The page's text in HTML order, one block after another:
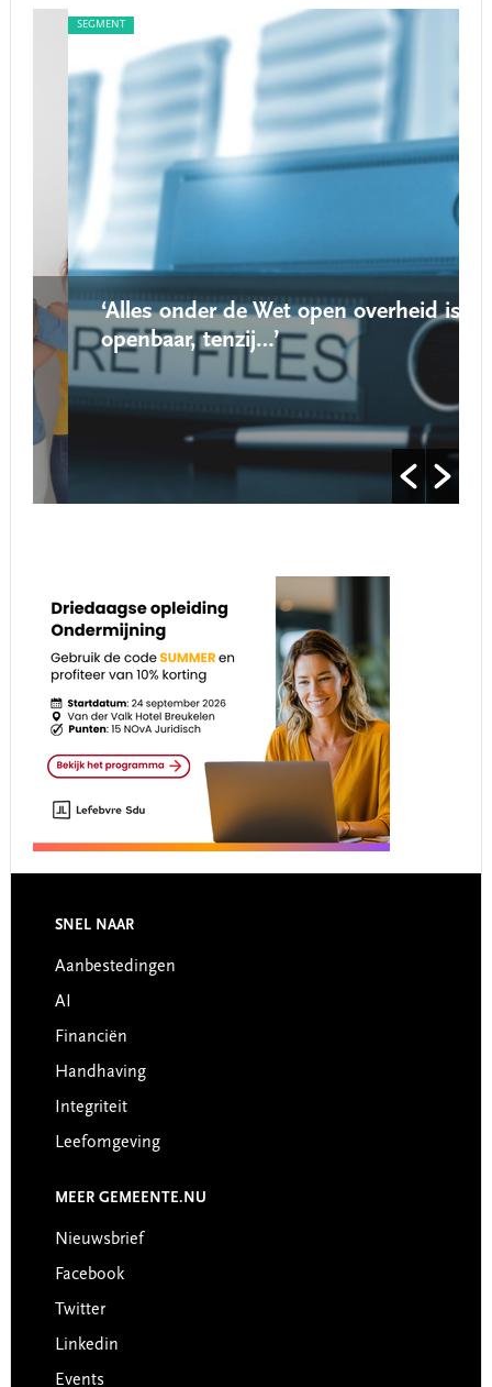
SEGMENT
‘Alles onder de Wet open overheid is
openbaar, tenzij…’
Footer
SNEL NAAR
Aanbestedingen
AI
Financiën
Handhaving
Integriteit
Leefomgeving
MEER GEMEENTE.NU
Nieuwsbrief
Facebook
Twitter
Linkedin
Events